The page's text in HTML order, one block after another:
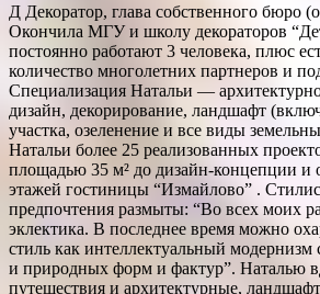
Д Декоратор, глава собственного бюро
Окончила МГУ и школу декораторов
постоянно работают 3 человека, плюс
количество многолетних партнеров и
Специализация Натальи —
дизайн, декорирование, ландшафт
участка, озеленение и все виды
Натальи более 25 реализованных
площадью 35 м² до дизайн-концепции и
этажей гостиницы “Измайлово” .
предпочтения размыты: “Во всех моих
эклектика. В последнее время можно
стиль как интеллектуальный модернизм
и природных форм и фактур”. Наталью
путешествия и архитектурные,